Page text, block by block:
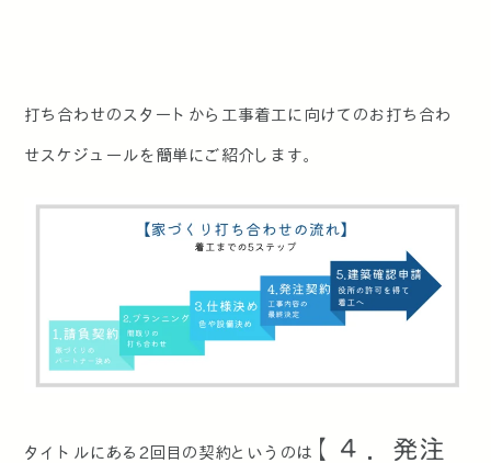
打ち合わせのスタートから工事着工に向けてのお打ち合わ
せスケジュールを簡単にご紹介します。
タイトルにある2回目の契約というのは 【４．発注